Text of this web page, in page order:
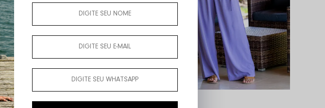
Santorini
Pantalona Uli